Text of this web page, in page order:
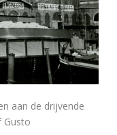
aan de drijvende
Gusto